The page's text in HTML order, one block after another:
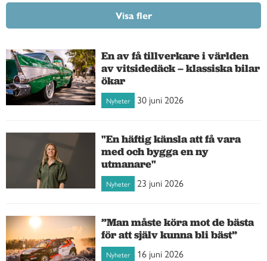
Visa fler
En av få tillverkare i världen
av vitsidedäck – klassiska bilar
ökar
Nyheter 30 juni 2026
"En häftig känsla att få vara
med och bygga en ny
utmanare"
Nyheter 23 juni 2026
”Man måste köra mot de bästa
för att själv kunna bli bäst”
Nyheter 16 juni 2026